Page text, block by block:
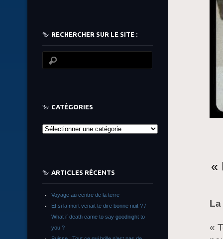
«
«
RECHERCHER SUR LE SITE :
CATÉGORIES
Catégories
ARTICLES RÉCENTS
Voyage au centre de la terre
Et si la mort venait te dire bonne nuit ? /
What if death came to say goodnight to
you ?